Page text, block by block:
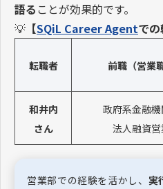
語る ことが効果的です。
💡 【SQiL Career Agentでの
転職者 前職（営業職
和井内
さん
政府系金融機
法人融資営
営業部での経験を活かし、 実